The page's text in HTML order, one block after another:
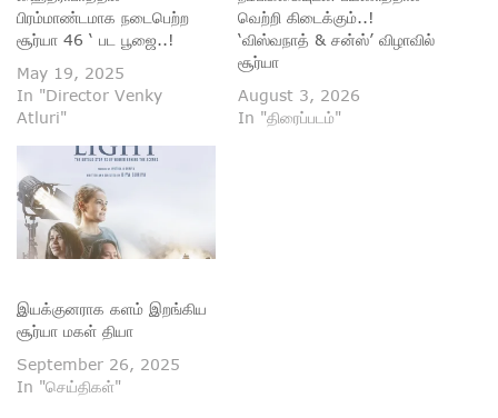
பிரம்மாண்டமாக நடைபெற்ற
சூர்யா 46 ‘ பட பூஜை..!
May 19, 2025
In "Director Venky
Atluri"
வெற்றி கிடைக்கும்..!
‘விஸ்வநாத் & சன்ஸ்’ விழாவில்
சூர்யா
August 3, 2026
In "திரைப்படம்"
இயக்குனராக களம் இறங்கிய
சூர்யா மகள் தியா
September 26, 2025
In "செய்திகள்"